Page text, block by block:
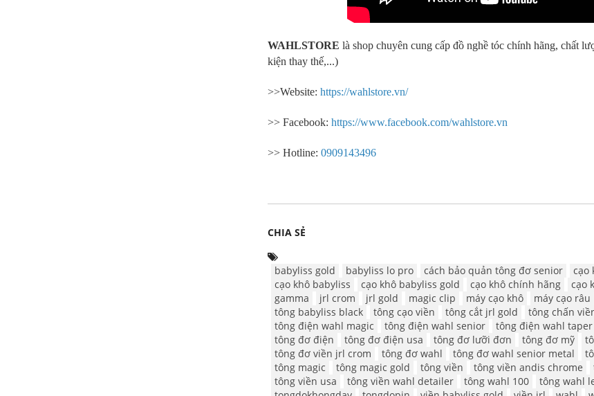
WAHLSTORE là shop chuyên cung cấp đồ nghề tóc chính hãng, chất
kiện thay thế,...)
>>Website: https://wahlstore.vn/
>> Facebook: https://www.facebook.com/wahlstore.vn
>> Hotline: 0909143496
CHIA SẺ
babyliss gold babyliss lo pro cách bảo quản tông đơ senior cạo
cạo khô babyliss
cạo khô babyliss gold cạo khô chính hãng cạo
gamma
jrl crom jrl gold magic clip máy cạo khô máy cạo râu
tông babyliss black
tông cạo viền tông cắt jrl gold tông chấn
tông điện wahl magic
tông điện wahl senior tông điện wahl taper
tông đơ điện
tông đơ điện usa tông đơ lưỡi đơn tông đơ mỹ
tông đơ viền jrl crom
tông đơ wahl tông đơ wahl senior metal
tông magic
tông magic gold tông viền tông viền andis chrome
tông viền usa
tông viền wahl detailer tông wahl 100 tông wahl